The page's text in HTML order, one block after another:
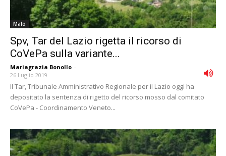
Malo
Spv, Tar del Lazio rigetta il ricorso di
CoVePa sulla variante...
Mariagrazia Bonollo -
26 Luglio 2019
Il Tar, Tribunale Amministrativo Regionale per il Lazio oggi ha
depositato la sentenza di rigetto del ricorso mosso dal comitato
CoVePa - Coordinamento Veneto...